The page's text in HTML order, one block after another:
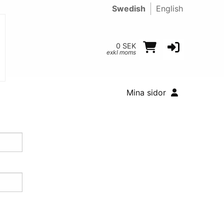
Swedish English
0 SEK
exkl moms
Mina sidor